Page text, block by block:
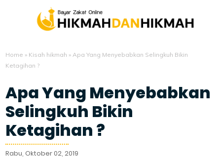
Home » Kisah hikmah »Apa Yang Menyebabkan Selingkuh Bikin
Ketagihan ?
Apa Yang Menyebabkan
Selingkuh Bikin
Ketagihan ?
Rabu, Oktober 02, 2019